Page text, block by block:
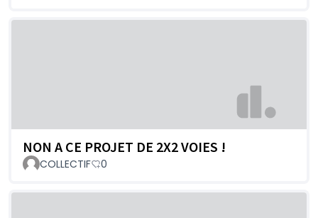
NON A CE PROJET DE 2X2 VOIES !
COLLECTIF 0